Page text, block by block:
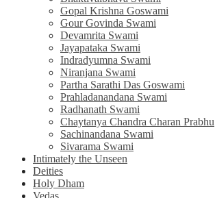
Gopal Krishna Goswami
Gour Govinda Swami
Devamrita Swami
Jayapataka Swami
Indradyumna Swami
Niranjana Swami
Partha Sarathi Das Goswami
Prahladanandana Swami
Radhanath Swami
Chaytanya Chandra Charan Prabhu
Sachinandana Swami
Sivarama Swami
Intimately the Unseen
Deities
Holy Dham